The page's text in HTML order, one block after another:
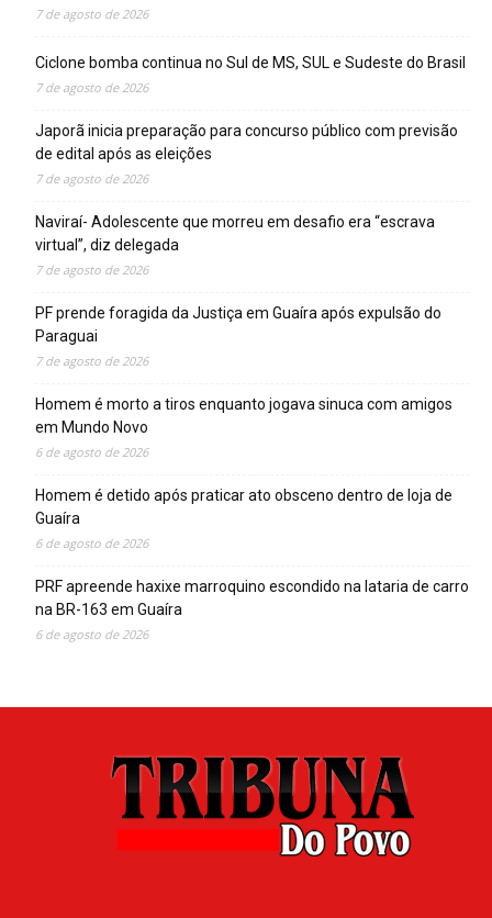
7 de agosto de 2026
Ciclone bomba continua no Sul de MS, SUL e Sudeste do Brasil
7 de agosto de 2026
Japorã inicia preparação para concurso público com previsão
de edital após as eleições
7 de agosto de 2026
Naviraí- Adolescente que morreu em desafio era “escrava
virtual”, diz delegada
7 de agosto de 2026
PF prende foragida da Justiça em Guaíra após expulsão do
Paraguai
7 de agosto de 2026
Homem é morto a tiros enquanto jogava sinuca com amigos
em Mundo Novo
6 de agosto de 2026
Homem é detido após praticar ato obsceno dentro de loja de
Guaíra
6 de agosto de 2026
PRF apreende haxixe marroquino escondido na lataria de carro
na BR-163 em Guaíra
6 de agosto de 2026